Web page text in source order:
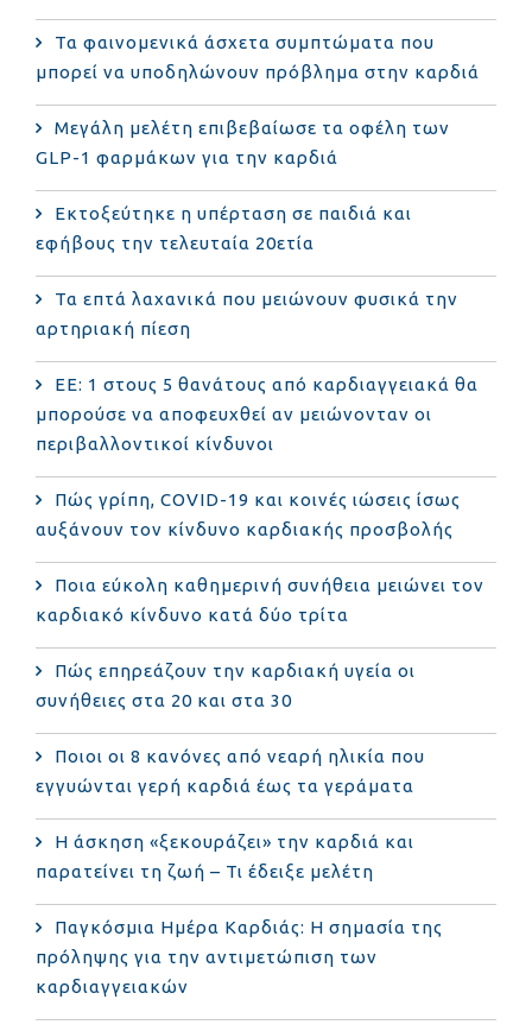
Τα φαινομενικά άσχετα συμπτώματα που
μπορεί να υποδηλώνουν πρόβλημα στην καρδιά
Μεγάλη μελέτη επιβεβαίωσε τα οφέλη των
GLP-1 φαρμάκων για την καρδιά
Εκτοξεύτηκε η υπέρταση σε παιδιά και
εφήβους την τελευταία 20ετία
Τα επτά λαχανικά που μειώνουν φυσικά την
αρτηριακή πίεση
ΕΕ: 1 στους 5 θανάτους από καρδιαγγειακά θα
μπορούσε να αποφευχθεί αν μειώνονταν οι
περιβαλλοντικοί κίνδυνοι
Πώς γρίπη, COVID-19 και κοινές ιώσεις ίσως
αυξάνουν τον κίνδυνο καρδιακής προσβολής
Ποια εύκολη καθημερινή συνήθεια μειώνει τον
καρδιακό κίνδυνο κατά δύο τρίτα
Πώς επηρεάζουν την καρδιακή υγεία οι
συνήθειες στα 20 και στα 30
Ποιοι οι 8 κανόνες από νεαρή ηλικία που
εγγυώνται γερή καρδιά έως τα γεράματα
Η άσκηση «ξεκουράζει» την καρδιά και
παρατείνει τη ζωή – Τι έδειξε μελέτη
Παγκόσμια Ημέρα Καρδιάς: Η σημασία της
πρόληψης για την αντιμετώπιση των
καρδιαγγειακών